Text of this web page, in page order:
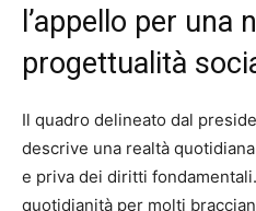
l’appello per una
progettualità
Il quadro delineato dal
descrive una realtà
e priva dei diritti
quotidianità per molti